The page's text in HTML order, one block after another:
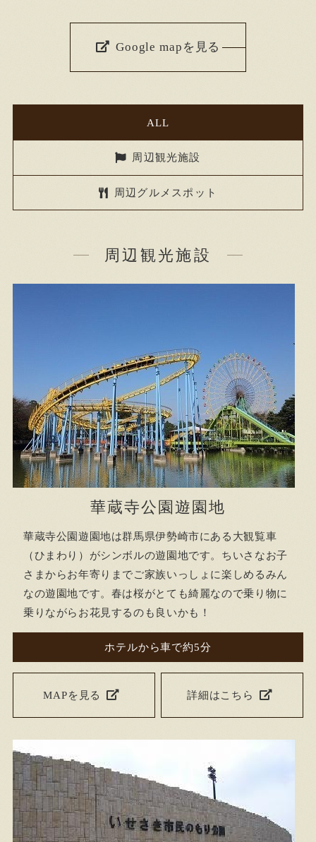
Google mapを見る
ALL
周辺観光施設
周辺グルメスポット
周辺観光施設
華蔵寺公園遊園地
華蔵寺公園遊園地は群馬県伊勢崎市にある大観覧車
（ひまわり）がシンボルの遊園地です。ちいさなお子
さまからお年寄りまでご家族いっしょに楽しめるみん
なの遊園地です。春は桜がとても綺麗なので乗り物に
乗りながらお花見するのも良いかも！
ホテルから車で約5分
MAPを見る 詳細はこちら